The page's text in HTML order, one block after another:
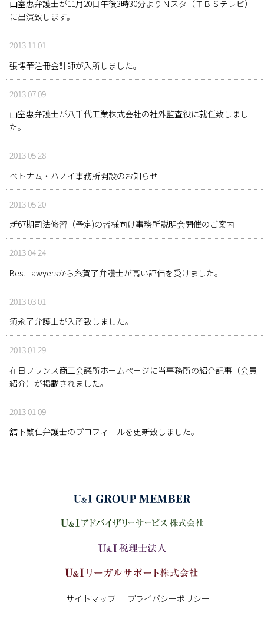
山室惠弁護士が11月20日午後3時30分よりＮスタ（ＴＢＳテレビ）
に出演致します。
2013.11.01
張博華注冊会計師が入所しました。
2013.07.09
山室惠弁護士が八千代工業株式会社の社外監査役に就任致しまし
た。
2013.05.28
ベトナム・ハノイ事務所開設のお知らせ
2013.05.20
新67期司法修習（予定)の皆様向け事務所説明会開催のご案内
2013.04.24
Best Lawyersから糸賀了弁護士が高い評価を受けました。
2013.03.01
須永了弁護士が入所致しました。
2013.01.29
在日フランス商工会議所ホームページに当事務所の紹介記事（会員
紹介）が掲載されました。
2013.01.09
舘下繁仁弁護士のプロフィールを更新致しました。
サイトマップ プライバシーポリシー